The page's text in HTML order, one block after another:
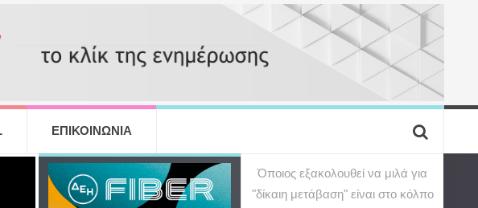
ΕΠΙΚΟΙΝΩΝΙΑ
Όποιος εξακολουθεί να μιλά για
"δίκαιη μετάβαση" είναι στο κόλπο